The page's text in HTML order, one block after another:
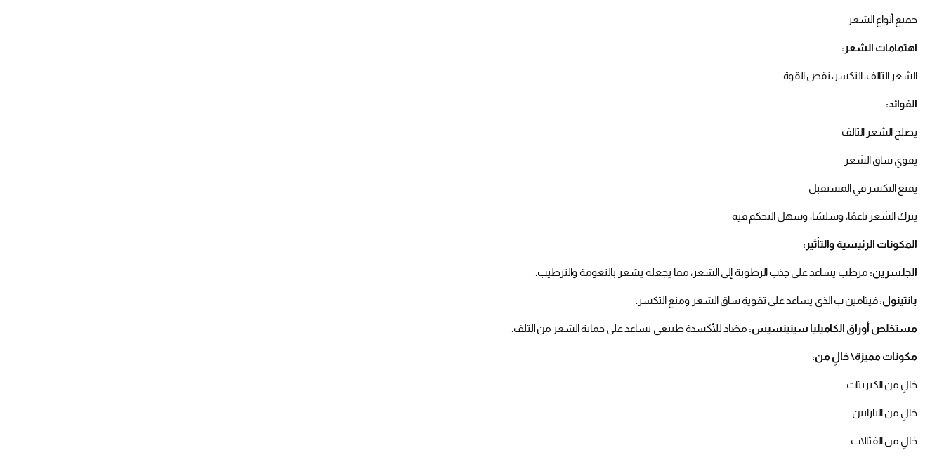
جميع أنواع الشعر
اهتمامات الشعر:
الشعر التالف، التكسر، نقص القوة
الفوائد:
يصلح الشعر التالف
يقوي ساق الشعر
يمنع التكسر في المستقبل
يترك الشعر ناعمًا، وسلسًا، وسهل التحكم فيه
المكونات الرئيسية والتأثير:
الجلسرين: مرطب يساعد على جذب الرطوبة إلى الشعر، مما يجعله يشعر بالنعومة والترطيب.
بانثينول:فيتامين ب الذي يساعد على تقوية ساق الشعر ومنع التكسر.
مستخلص أوراق الكاميليا سينينسيس: مضاد للأكسدة طبيعي يساعد على حماية الشعر من التلف.
مكونات مميزة\ خالٍ من:
خالٍ من الكبريتات
خالٍ من البارابين
خالٍ من الفثالات